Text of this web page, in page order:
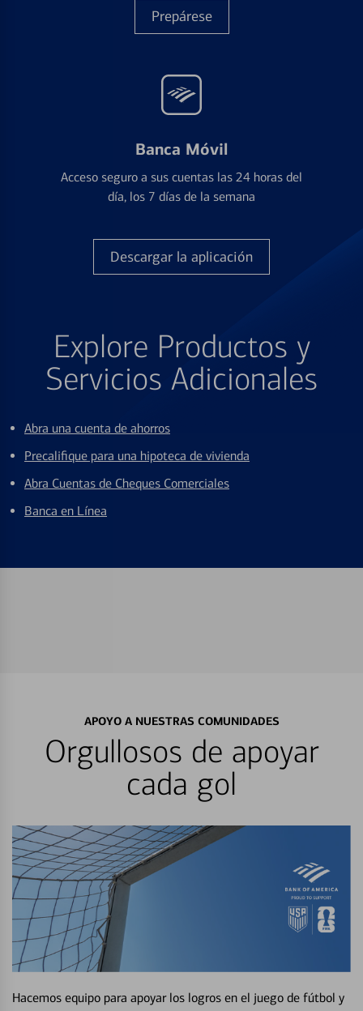
Prepárese
Banca Móvil
Acceso seguro a sus cuentas las 24 horas del
día, los 7 días de la semana
Descargar la aplicación
Explore Productos y
Servicios Adicionales
Abra una cuenta de ahorros
Precalifique para una hipoteca de vivienda
Abra Cuentas de Cheques Comerciales
Banca en Línea
APOYO A NUESTRAS COMUNIDADES
Orgullosos de apoyar
cada gol
Hacemos equipo para apoyar los logros en el juego de fútbol y